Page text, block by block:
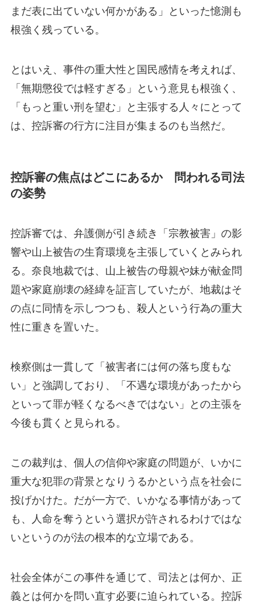
まだ表に出ていない何かがある」といった憶測も
根強く残っている。
とはいえ、事件の重大性と国民感情を考えれば、
「無期懲役では軽すぎる」という意見も根強く、
「もっと重い刑を望む」と主張する人々にとって
は、控訴審の行方に注目が集まるのも当然だ。
控訴審の焦点はどこにあるか 問われる司法
の姿勢
控訴審では、弁護側が引き続き「宗教被害」の影
響や山上被告の生育環境を主張していくとみられ
る。奈良地裁では、山上被告の母親や妹が献金問
題や家庭崩壊の経緯を証言していたが、地裁はそ
の点に同情を示しつつも、殺人という行為の重大
性に重きを置いた。
検察側は一貫して「被害者には何の落ち度もな
い」と強調しており、「不遇な環境があったから
といって罪が軽くなるべきではない」との主張を
今後も貫くと見られる。
この裁判は、個人の信仰や家庭の問題が、いかに
重大な犯罪の背景となりうるかという点を社会に
投げかけた。だが一方で、いかなる事情があって
も、人命を奪うという選択が許されるわけではな
いというのが法の根本的な立場である。
社会全体がこの事件を通じて、司法とは何か、正
義とは何かを問い直す必要に迫られている。控訴